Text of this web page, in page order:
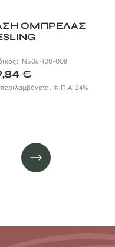
ΟΜΠΡΕΛΑΣ
N506-100-008
€
Φ.Π.Α. 24%